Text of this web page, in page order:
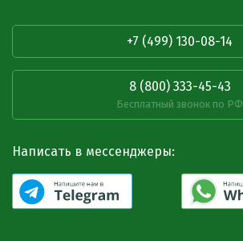
+7 (499) 130-08-14
8 (800) 333-45-43
Бесплатный звонок по РФ
Написать в мессенджеры: